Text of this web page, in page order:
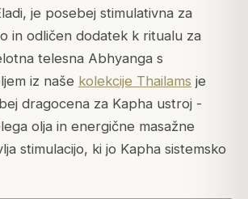
je posebej stimulativna za
in odličen dodatek k ritualu za
telesna Abhyanga s
iz naše kolekcije Thailams je
dragocena za Kapha ustroj -
olja in energične masažne
stimulacijo, ki jo Kapha sistemsko